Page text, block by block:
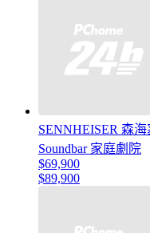
SENNHEISER 森
Soundbar 家庭劇院
$69,900
$89,900